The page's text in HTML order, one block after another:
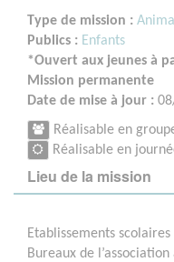
Type de mission :
Publics : Enfants
*Ouvert aux jeunes à
Mission permanente
Date de mise à jour :
Réalisable en
Réalisable en
Lieu de la mission
Etablissements
Bureaux de